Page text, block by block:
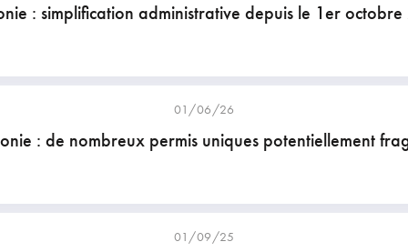
: simplification administrative depuis le 1er
01/06/26
: de nombreux permis uniques potentiellement
01/09/25